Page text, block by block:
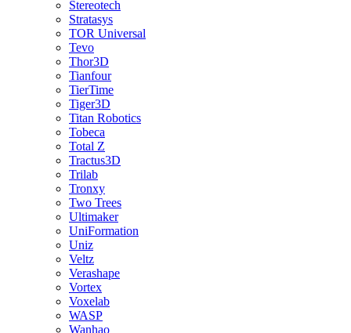
Stereotech
Stratasys
TOR Universal
Tevo
Thor3D
Tianfour
TierTime
Tiger3D
Titan Robotics
Tobeca
Total Z
Tractus3D
Trilab
Tronxy
Two Trees
Ultimaker
UniFormation
Uniz
Veltz
Verashape
Vortex
Voxelab
WASP
Wanhao